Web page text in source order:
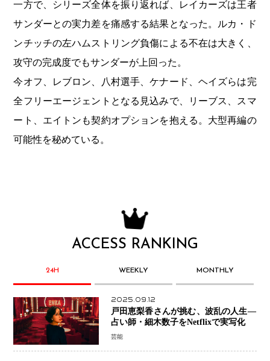
一方で、シリーズ全体を振り返れば、レイカーズは王者
サンダーとの実力差を痛感する結果となった。ルカ・ド
ンチッチの左ハムストリング負傷による不在は大きく、
攻守の完成度でもサンダーが上回った。
今オフ、レブロン、八村選手、ケナード、ヘイズらは完
全フリーエージェントとなる見込みで、リーブス、スマ
ート、エイトンも契約オプションを抱える。大型再編の
可能性を秘めている。
ACCESS RANKING
24H WEEKLY MONTHLY
2025.09.12
戸田恵梨香さんが挑む、波乱の人生―
占い師・細木数子をNetflixで実写化
芸能